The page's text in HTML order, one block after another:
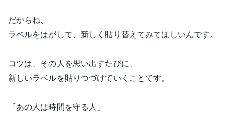
だからね、
ラベルをはがして、新しく貼り替えてみてほしいんです。
コツは、その人を思い出すたびに、
新しいラベルを貼りつづけていくことです。
「あの人は時間を守る人」